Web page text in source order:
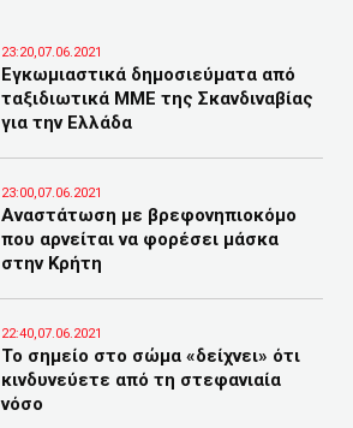
23:20,07.06.2021
Εγκωμιαστικά δημοσιεύματα από
ταξιδιωτικά ΜΜΕ της Σκανδιναβίας
για την Ελλάδα
23:00,07.06.2021
Αναστάτωση με βρεφονηπιοκόμο
που αρνείται να φορέσει μάσκα
στην Κρήτη
22:40,07.06.2021
Το σημείο στο σώμα «δείχνει» ότι
κινδυνεύετε από τη στεφανιαία
νόσο